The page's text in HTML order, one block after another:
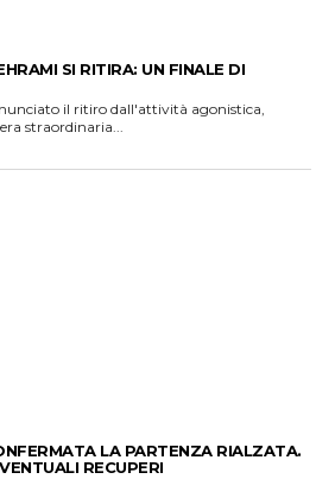
SI RITIRA: UN FINALE DI
il ritiro dall'attività agonistica,
straordinaria...
LA PARTENZA RIALZATA.
RECUPERI